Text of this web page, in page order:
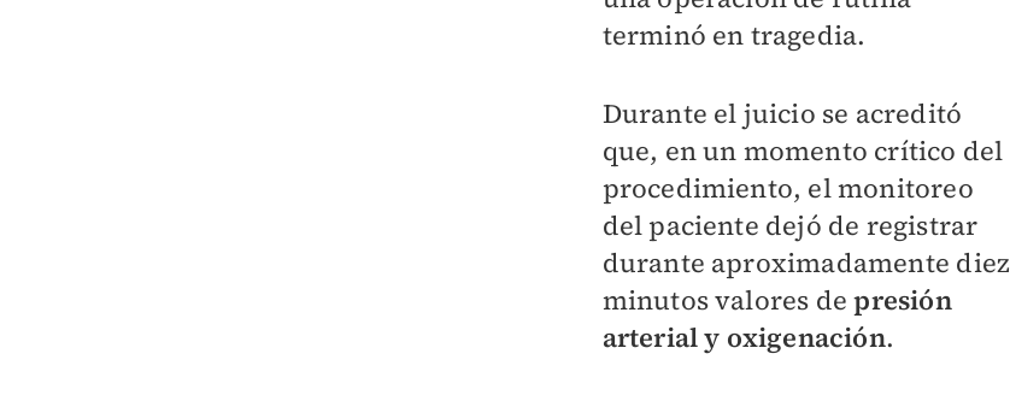
terminó en tragedia.
Durante el juicio se acreditó
que, en un momento crítico del
procedimiento, el monitoreo
del paciente dejó de registrar
durante aproximadamente diez
minutos valores depresión
arterial y oxigenación.